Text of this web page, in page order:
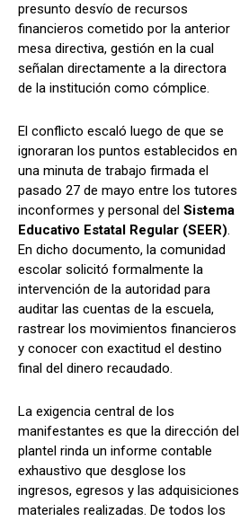
presunto desvío de recursos
financieros cometido por la anterior
mesa directiva, gestión en la cual
señalan directamente a la directora
de la institución como cómplice.
El conflicto escaló luego de que se
ignoraran los puntos establecidos en
una minuta de trabajo firmada el
pasado 27 de mayo entre los tutores
inconformes y personal del Sistema
Educativo Estatal Regular (SEER).
En dicho documento, la comunidad
escolar solicitó formalmente la
intervención de la autoridad para
auditar las cuentas de la escuela,
rastrear los movimientos financieros
y conocer con exactitud el destino
final del dinero recaudado.
La exigencia central de los
manifestantes es que la dirección del
plantel rinda un informe contable
exhaustivo que desglose los
ingresos, egresos y las adquisiciones
materiales realizadas. De todos los